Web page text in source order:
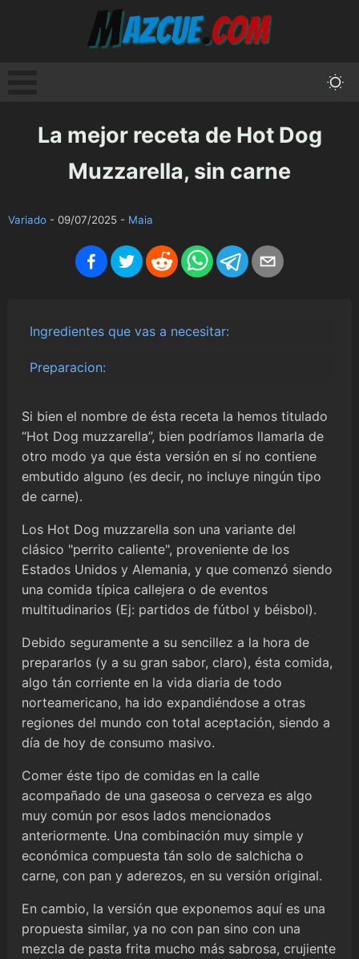
La mejor receta de Hot Dog
Muzzarella, sin carne
Variado - 09/07/2025 - Maia
Ingredientes que vas a necesitar:
Preparacion:
Si bien el nombre de ésta receta la hemos titulado
“Hot Dog muzzarella”, bien podríamos llamarla de
otro modo ya que ésta versión en sí no contiene
embutido alguno (es decir, no incluye ningún tipo
de carne).
Los Hot Dog muzzarella son una variante del
clásico "perrito caliente", proveniente de los
Estados Unidos y Alemania, y que comenzó siendo
una comida típica callejera o de eventos
multitudinarios (Ej: partidos de fútbol y béisbol).
Debido seguramente a su sencillez a la hora de
prepararlos (y a su gran sabor, claro), ésta comida,
algo tán corriente en la vida diaria de todo
norteamericano, ha ido expandiéndose a otras
regiones del mundo con total aceptación, siendo a
día de hoy de consumo masivo.
Comer éste tipo de comidas en la calle
acompañado de una gaseosa o cerveza es algo
muy común por esos lados mencionados
anteriormente. Una combinación muy simple y
económica compuesta tán solo de salchicha o
carne, con pan y aderezos, en su versión original.
En cambio, la versión que exponemos aquí es una
propuesta similar, ya no con pan sino con una
mezcla de pasta frita mucho más sabrosa, crujiente